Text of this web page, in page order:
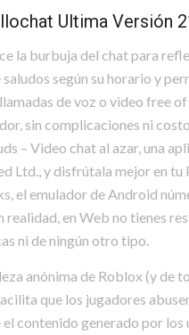
Ultima Versión
la burbuja del chat para
según su horario y
de voz o video free
sin complicaciones ni
– Video chat al azar, una
Ltd., y disfrútala mejor en tu
el emulador de Android
realidad, en Web no tienes
ni de ningún otro tipo.
anónima de Roblox (y de
que los jugadores
el contenido generado por los